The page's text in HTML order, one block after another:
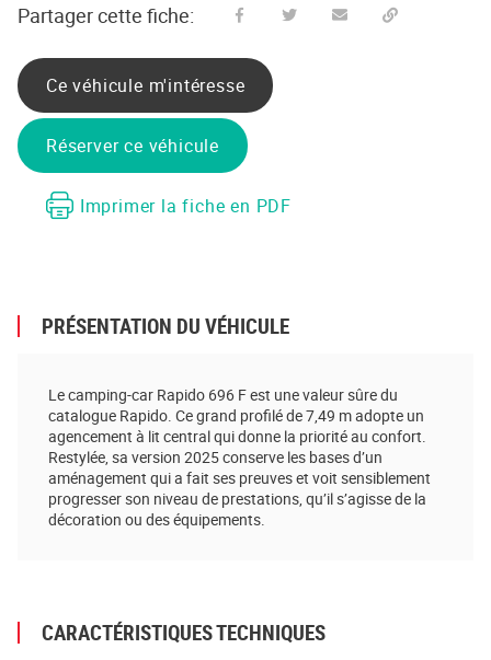
Partager cette fiche:
Ce véhicule m'intéresse
Réserver ce véhicule
Imprimer la fiche en PDF
PRÉSENTATION DU VÉHICULE
Le camping-car Rapido 696 F est une valeur sûre du
catalogue Rapido. Ce grand profilé de 7,49 m adopte un
agencement à lit central qui donne la priorité au confort.
Restylée, sa version 2025 conserve les bases d’un
aménagement qui a fait ses preuves et voit sensiblement
progresser son niveau de prestations, qu’il s’agisse de la
décoration ou des équipements.
CARACTÉRISTIQUES TECHNIQUES